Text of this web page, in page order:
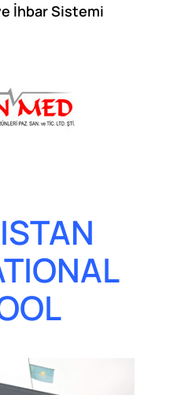
İhbar Sistemi